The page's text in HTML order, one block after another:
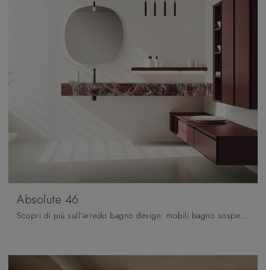
Absolute 46
Scopri di più sull'arredo bagno design: mobili bagno sospesi in laccato opaco come il modello Absolute 46 di Arbi ti aspettano.